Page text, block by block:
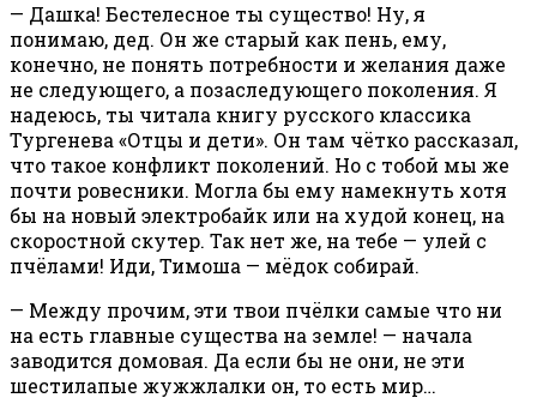
— Дашка! Бестелесное ты существо! Ну, я
понимаю, дед. Он же старый как пень, ему,
конечно, не понять потребности и желания даже
не следующего, а позаследующего поколения. Я
надеюсь, ты читала книгу русского классика
Тургенева «Отцы и дети». Он там чётко рассказал,
что такое конфликт поколений. Но с тобой мы же
почти ровесники. Могла бы ему намекнуть хотя
бы на новый электробайк или на худой конец, на
скоростной скутер. Так нет же, на тебе — улей с
пчёлами! Иди, Тимоша — мёдок собирай.
— Между прочим, эти твои пчёлки самые что ни
на есть главные существа на земле! — начала
заводится домовая. Да если бы не они, не эти
шестилапые жужжлалки он, то есть мир…